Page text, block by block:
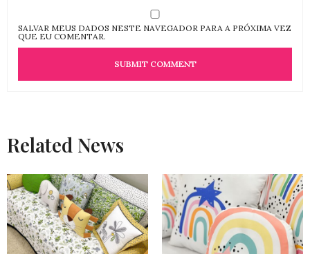
SALVAR MEUS DADOS NESTE NAVEGADOR PARA A PRÓXIMA VEZ
QUE EU COMENTAR.
Related News